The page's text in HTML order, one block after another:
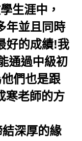
生涯中，
年並且同時
好的成績!我
通過中級初
們也是跟
寒老師的方
深厚的緣